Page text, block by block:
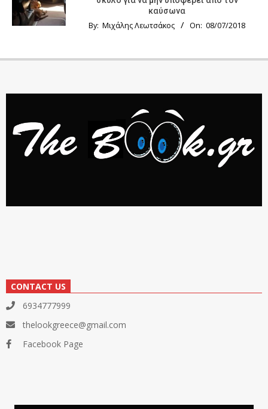
καύσωνα
By: Μιχάλης Λεωτσάκος On: 08/07/2018
CONTACT US
6934777999
thelookgreece@gmail.com
Facebook Page